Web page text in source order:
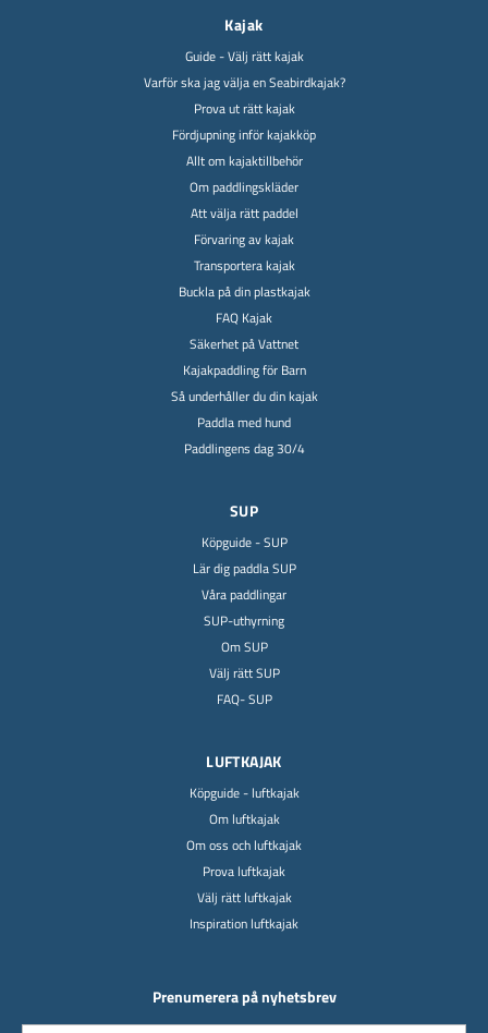
Kajak
Guide - Välj rätt kajak
Varför ska jag välja en Seabirdkajak?
Prova ut rätt kajak
Fördjupning inför kajakköp
Allt om kajaktillbehör
Om paddlingskläder
Att välja rätt paddel
Förvaring av kajak
Transportera kajak
Buckla på din plastkajak
FAQ Kajak
Säkerhet på Vattnet
Kajakpaddling för Barn
Så underhåller du din kajak
Paddla med hund
Paddlingens dag 30/4
SUP
Köpguide - SUP
Lär dig paddla SUP
Våra paddlingar
SUP-uthyrning
Om SUP
Välj rätt SUP
FAQ- SUP
LUFTKAJAK
Köpguide - luftkajak
Om luftkajak
Om oss och luftkajak
Prova luftkajak
Välj rätt luftkajak
Inspiration luftkajak
Prenumerera på nyhetsbrev